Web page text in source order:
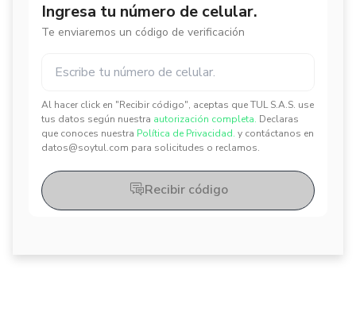
Ingresa tu número de celular.
Te enviaremos un código de verificación
Al hacer click en "Recibir código", aceptas que TUL S.A.S. use
tus datos según nuestra autorización completa. Declaras
que conoces nuestra Política de Privacidad. y contáctanos en
datos@soytul.com para solicitudes o reclamos.
✕
✕
Recibir código